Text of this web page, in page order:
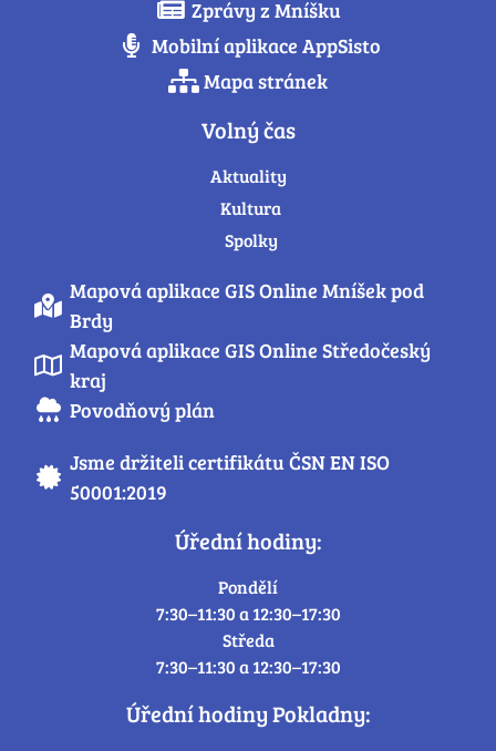
Zprávy z Mníšku
Mobilní aplikace AppSisto
Mapa stránek
Volný čas
Aktuality
Kultura
Spolky
Mapová aplikace GIS Online Mníšek pod
Brdy
Mapová aplikace GIS Online Středočeský
kraj
Povodňový plán
Jsme držiteli certifikátu ČSN EN ISO
50001:2019
Úřední hodiny:
Pondělí
7:30–11:30 a 12:30–17:30
Středa
7:30–11:30 a 12:30–17:30
Úřední hodiny Pokladny: